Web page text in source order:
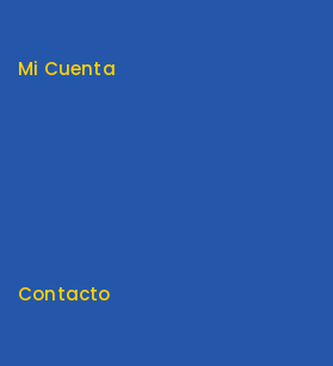
Mi Cuenta
Contacto